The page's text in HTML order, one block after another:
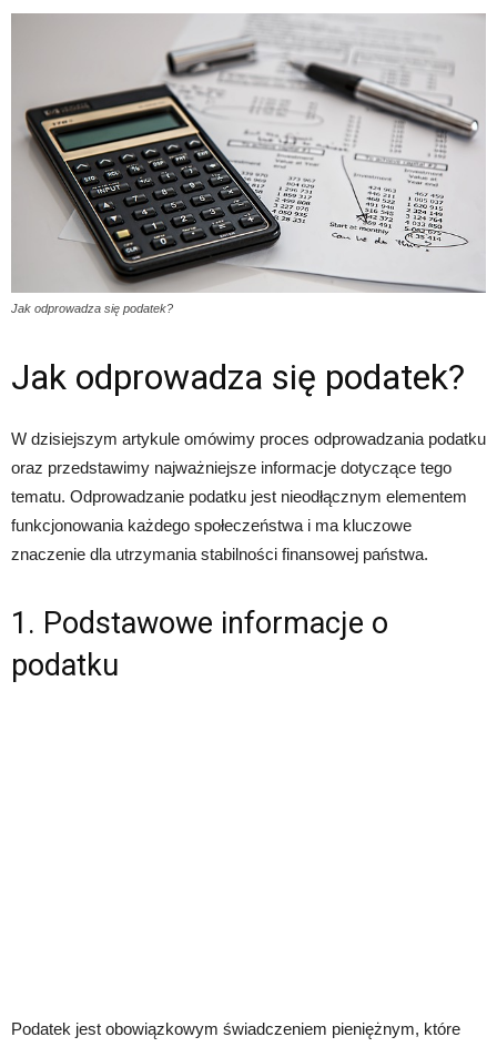
Jak odprowadza się podatek?
Jak odprowadza się podatek?
W dzisiejszym artykule omówimy proces odprowadzania podatku
oraz przedstawimy najważniejsze informacje dotyczące tego
tematu. Odprowadzanie podatku jest nieodłącznym elementem
funkcjonowania każdego społeczeństwa i ma kluczowe
znaczenie dla utrzymania stabilności finansowej państwa.
1. Podstawowe informacje o
podatku
Podatek jest obowiązkowym świadczeniem pieniężnym, które